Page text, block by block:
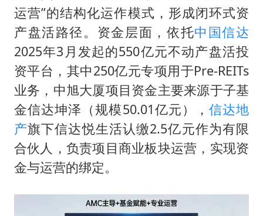
运营”的结构化运作模式，形成闭环式资
产盘活路径。资金层面，依托中国信达
2025年3月发起的550亿元不动产盘活投
资平台，其中250亿元专项用于Pre-REITs
业务，中旭大厦项目资金主要来源于子基
金信达坤泽（规模50.01亿元）， 信达地
产旗下信达悦生活认缴2.5亿元作为有限
合伙人，负责项目商业板块运营，实现资
金与运营的绑定。